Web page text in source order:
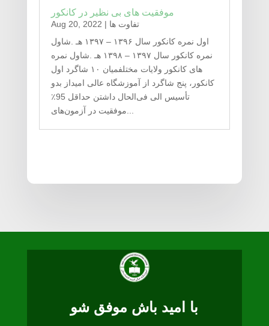
موفقیت های بی نظیر در کانکور
Aug 20, 2022 | تفاوت ها
اول نمره کانکور سال ۱۳۹۶ – ۱۳۹۷ هـ .شاول
نمره کانکور سال ۱۳۹۷ – ۱۳۹۸ هـ .شاول نمره
های کانکور ولایات مختلفمیان ۱۰ شاگرد اول
کانکور، پنج شاگرد از آموزشگاه عالی امیداز بدو
تأسیس الی فی‌الحال داشتن حداقل 95٪
موفقیت در آزمون‌های...
با امید باش موفق شو